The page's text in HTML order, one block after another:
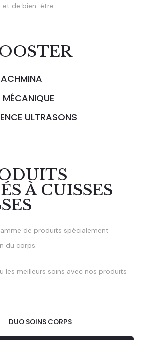
et de bien-être.
ULTRASONS
À CUISSES
de produits spécialement
du corps.
les meilleurs soins avec nos produits